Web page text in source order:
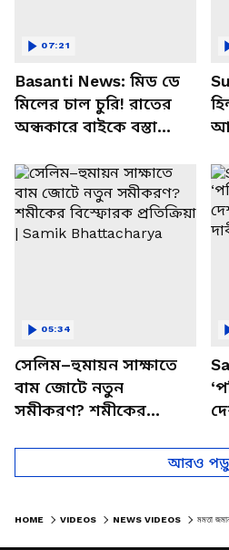
Basanti News: মিড ডে
মিলের চাল চুরি! রাতের
অন্ধকারে বাইকে বস্তা
চত্বরে তাণ্ডব
07:21
সেলিম–হুমায়ন সাক্ষাতে
বাম জোটে নতুন
সমীকরণ? শমীকের
Samik Bhattacharya
05:34
আরও
HOME VIDEOS NEWS VIDEOS